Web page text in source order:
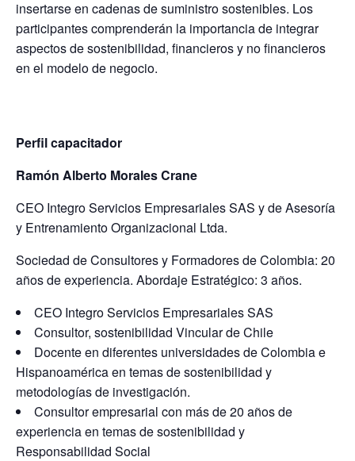
insertarse en cadenas de suministro sostenibles. Los
participantes comprenderán la importancia de integrar
aspectos de sostenibilidad, financieros y no financieros
en el modelo de negocio.
Perfil capacitador
Ramón Alberto Morales Crane
CEO Integro Servicios Empresariales SAS y de Asesoría
y Entrenamiento Organizacional Ltda.
Sociedad de Consultores y Formadores de Colombia: 20
años de experiencia. Abordaje Estratégico: 3 años.
CEO Integro Servicios Empresariales SAS
Consultor, sostenibilidad Vincular de Chile
Docente en diferentes universidades de Colombia e
Hispanoamérica en temas de sostenibilidad y
metodologías de investigación.
Consultor empresarial con más de 20 años de
experiencia en temas de sostenibilidad y
Responsabilidad Social